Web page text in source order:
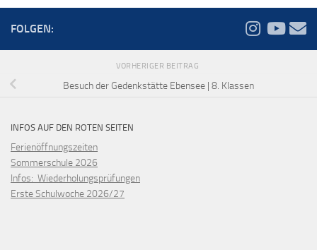
FOLGEN:
VORHERIGER BEITRAG
Besuch der Gedenkstätte Ebensee | 8. Klassen
INFOS AUF DEN ROTEN SEITEN
Ferienöffnungszeiten
Sommerschule 2026
Infos: Wiederholungsprüfungen
Erste Schulwoche 2026/27